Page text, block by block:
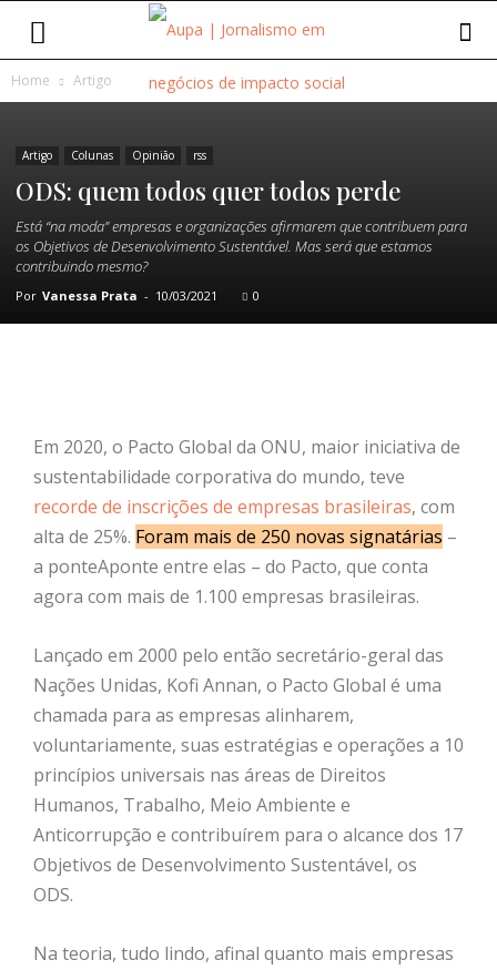
Home Artigo
Artigo Colunas Opinião rss
ODS: quem todos quer todos perde
Está “na moda” empresas e organizações afirmarem que contribuem para
os Objetivos de Desenvolvimento Sustentável. Mas será que estamos
contribuindo mesmo?
Por Vanessa Prata - 10/03/2021 0
Em 2020, o Pacto Global da ONU, maior iniciativa de
sustentabilidade corporativa do mundo, teve
recorde de inscrições de empresas brasileiras, com
alta de 25%. Foram mais de 250 novas signatárias –
a ponteAponte entre elas – do Pacto, que conta
agora com mais de 1.100 empresas brasileiras.
Lançado em 2000 pelo então secretário-geral das
Nações Unidas, Kofi Annan, o Pacto Global é uma
chamada para as empresas alinharem,
voluntariamente, suas estratégias e operações a 10
princípios universais nas áreas de Direitos
Humanos, Trabalho, Meio Ambiente e
Anticorrupção e contribuírem para o alcance dos 17
Objetivos de Desenvolvimento Sustentável, os
ODS.
Na teoria, tudo lindo, afinal quanto mais empresas